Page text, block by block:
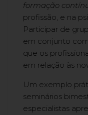
formação
profissão, e na
Participar de
em conjunto
que os
em relação às
Um exemplo
seminários
especialistas